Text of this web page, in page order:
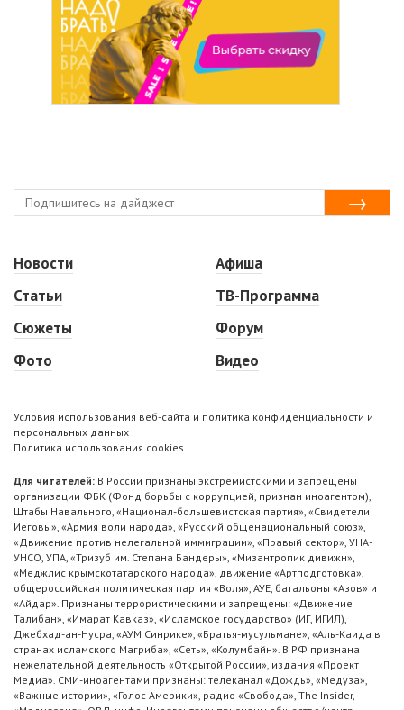
Новости
Статьи
Сюжеты
Фото
Афиша
ТВ-Программа
Форум
Видео
Условия использования веб-сайта и политика конфиденциальности и
персональных данных
Политика использования cookies
Для читателей: В России признаны экстремистскими и запрещены
организации ФБК (Фонд борьбы с коррупцией, признан иноагентом),
Штабы Навального, «Национал-большевистская партия», «Свидетели
Иеговы», «Армия воли народа», «Русский общенациональный союз»,
«Движение против нелегальной иммиграции», «Правый сектор», УНА-
УНСО, УПА, «Тризуб им. Степана Бандеры», «Мизантропик дивижн»,
«Меджлис крымскотатарского народа», движение «Артподготовка»,
общероссийская политическая партия «Воля», АУЕ, батальоны «Азов» и
«Айдар». Признаны террористическими и запрещены: «Движение
Талибан», «Имарат Кавказ», «Исламское государство» (ИГ, ИГИЛ),
Джебхад-ан-Нусра, «АУМ Синрике», «Братья-мусульмане», «Аль-Каида в
странах исламского Магриба», «Сеть», «Колумбайн». В РФ признана
нежелательной деятельность «Открытой России», издания «Проект
Медиа». СМИ-иноагентами признаны: телеканал «Дождь», «Медуза»,
«Важные истории», «Голос Америки», радио «Свобода», The Insider,